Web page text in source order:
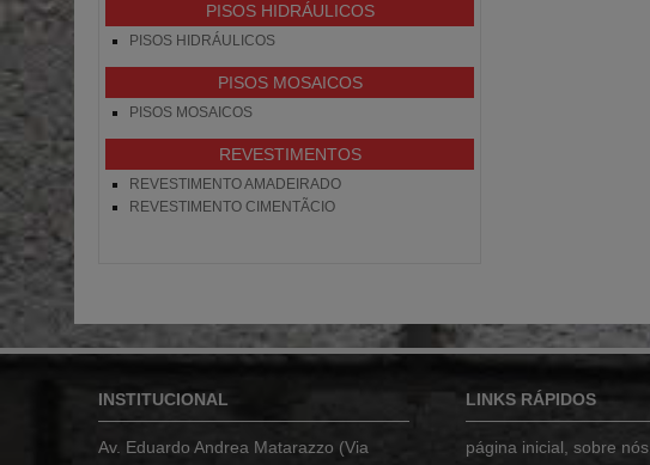
PISOS HIDRÁULICOS
PISOS HIDRÁULICOS
PISOS MOSAICOS
PISOS MOSAICOS
REVESTIMENTOS
REVESTIMENTO AMADEIRADO
REVESTIMENTO CIMENTÃ­CIO
INSTITUCIONAL
Av. Eduardo Andrea Matarazzo (Via
LINKS RÁPIDOS
página inicial sobre nós,